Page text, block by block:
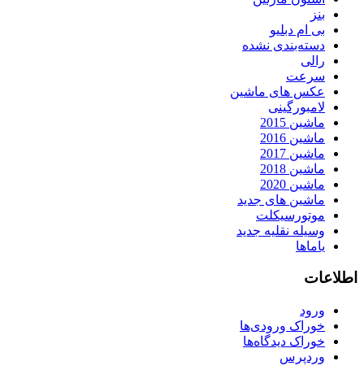
بنز
بی ام دبلیو
دسته‌بندی نشده
رالی
سرعت
عکس های ماشین
لامبورگینی
ماشین 2015
ماشین 2016
ماشین 2017
ماشین 2018
ماشین 2020
ماشین های جدید
موتورسیکلت
وسیله نقلیه جدید
یاماها
اطلاعات
ورود
خوراک ورودی‌ها
خوراک دیدگاه‌ها
وردپرس